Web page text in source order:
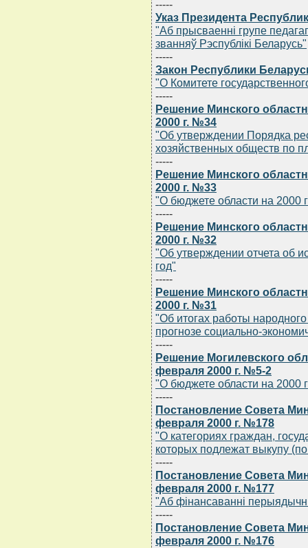
-----
Указ Президента
"Аб прысваеннi групе
званняў Рэспублiкi Беларусь"
-----
Закон Республики
"О Комитете
-----
Решение Минского
2000 г. №34
"Об утверждении Порядка
хозяйственных обществ по
-----
Решение Минского
2000 г. №33
"О бюджете области на 2000
-----
Решение Минского
2000 г. №32
"Об утверждении отчета об
год"
-----
Решение Минского
2000 г. №31
"Об итогах работы
прогнозе социально-
-----
Решение Могилевского
февраля 2000 г. №5-2
"О бюджете области на 2000
-----
Постановление Совета
февраля 2000 г. №178
"О категориях граждан,
которых подлежат выкупу
-----
Постановление Совета
февраля 2000 г. №177
"Аб фiнансаваннi
-----
Постановление Совета
февраля 2000 г. №176